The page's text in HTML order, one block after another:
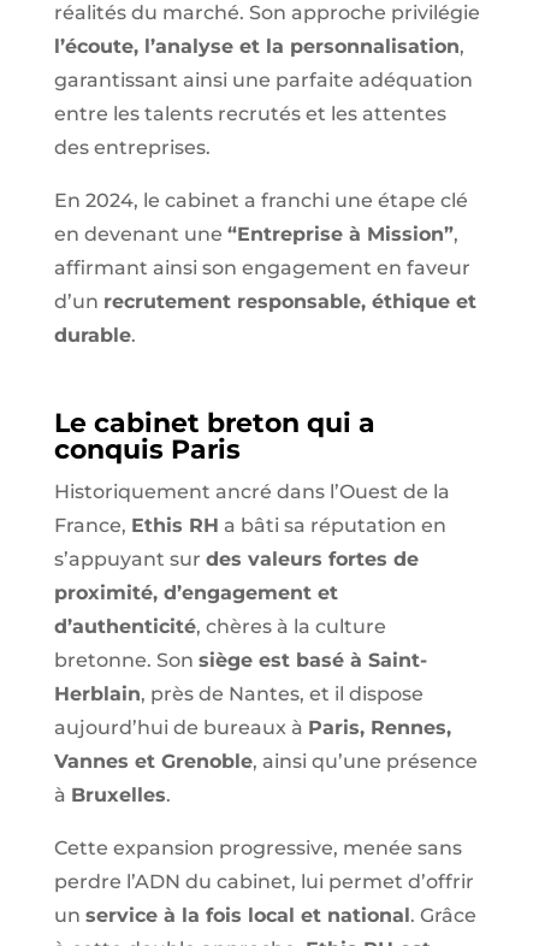
réalités du marché. Son approche privilégie
l’écoute, l’analyse et la personnalisation,
garantissant ainsi une parfaite adéquation
entre les talents recrutés et les attentes
des entreprises.
En 2024, le cabinet a franchi une étape clé
en devenant une “Entreprise à Mission”,
affirmant ainsi son engagement en faveur
d’un recrutement responsable, éthique et
durable.
Le cabinet breton qui a
conquis Paris
Historiquement ancré dans l’Ouest de la
France, Ethis RH a bâti sa réputation en
s’appuyant sur des valeurs fortes de
proximité, d’engagement et
d’authenticité, chères à la culture
bretonne. Son siège est basé à Saint-
Herblain, près de Nantes, et il dispose
aujourd’hui de bureaux à Paris, Rennes,
Vannes et Grenoble, ainsi qu’une présence
à Bruxelles.
Cette expansion progressive, menée sans
perdre l’ADN du cabinet, lui permet d’offrir
un service à la fois local et national . Grâce